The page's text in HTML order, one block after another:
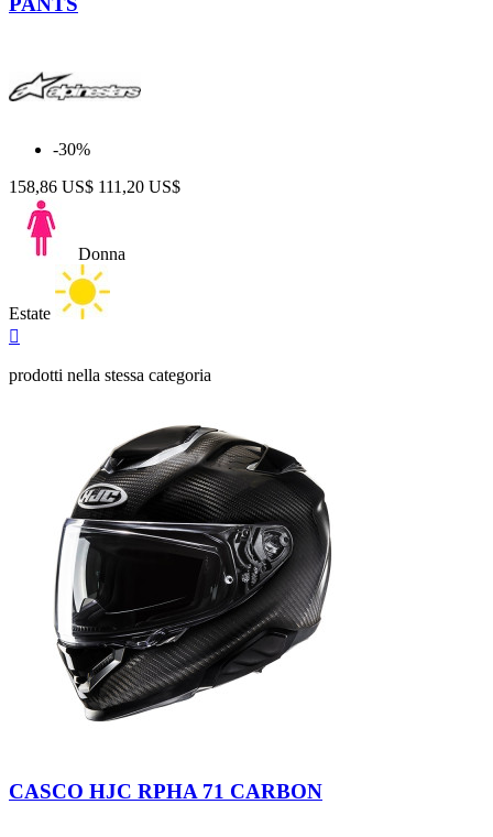
-30%
158,86 US$ 111,20 US$
Donna
Estate

prodotti nella stessa categoria
Carbon
CASCO HJC RPHA 71 CARBON